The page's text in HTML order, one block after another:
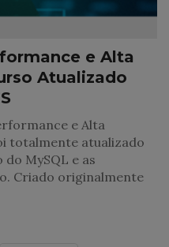
e Alta
Atualizado
e Alta
totalmente atualizado
MySQL e as
Criado originalmente